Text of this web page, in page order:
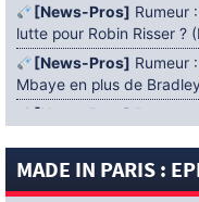
[News-Pros] Rumeur
lutte pour Robin Risser ?
[News-Pros] Rumeur
Mbaye en plus de
[News-Pros]
Rumeur
[News-Pros]Rumeur :
MADE IN PARIS :